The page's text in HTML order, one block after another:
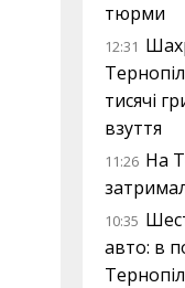
тюрми
12:31
тисячі
взуття
11:26 На
10:35
авто: в